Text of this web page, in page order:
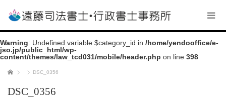
Warning: Undefined variable $category_id in /home/yendooffice/e-
jso.jp/public_html/wp-
content/themes/law_tcd031/mobile/header.php on line 398
ホーム DSC_0356
DSC_0356